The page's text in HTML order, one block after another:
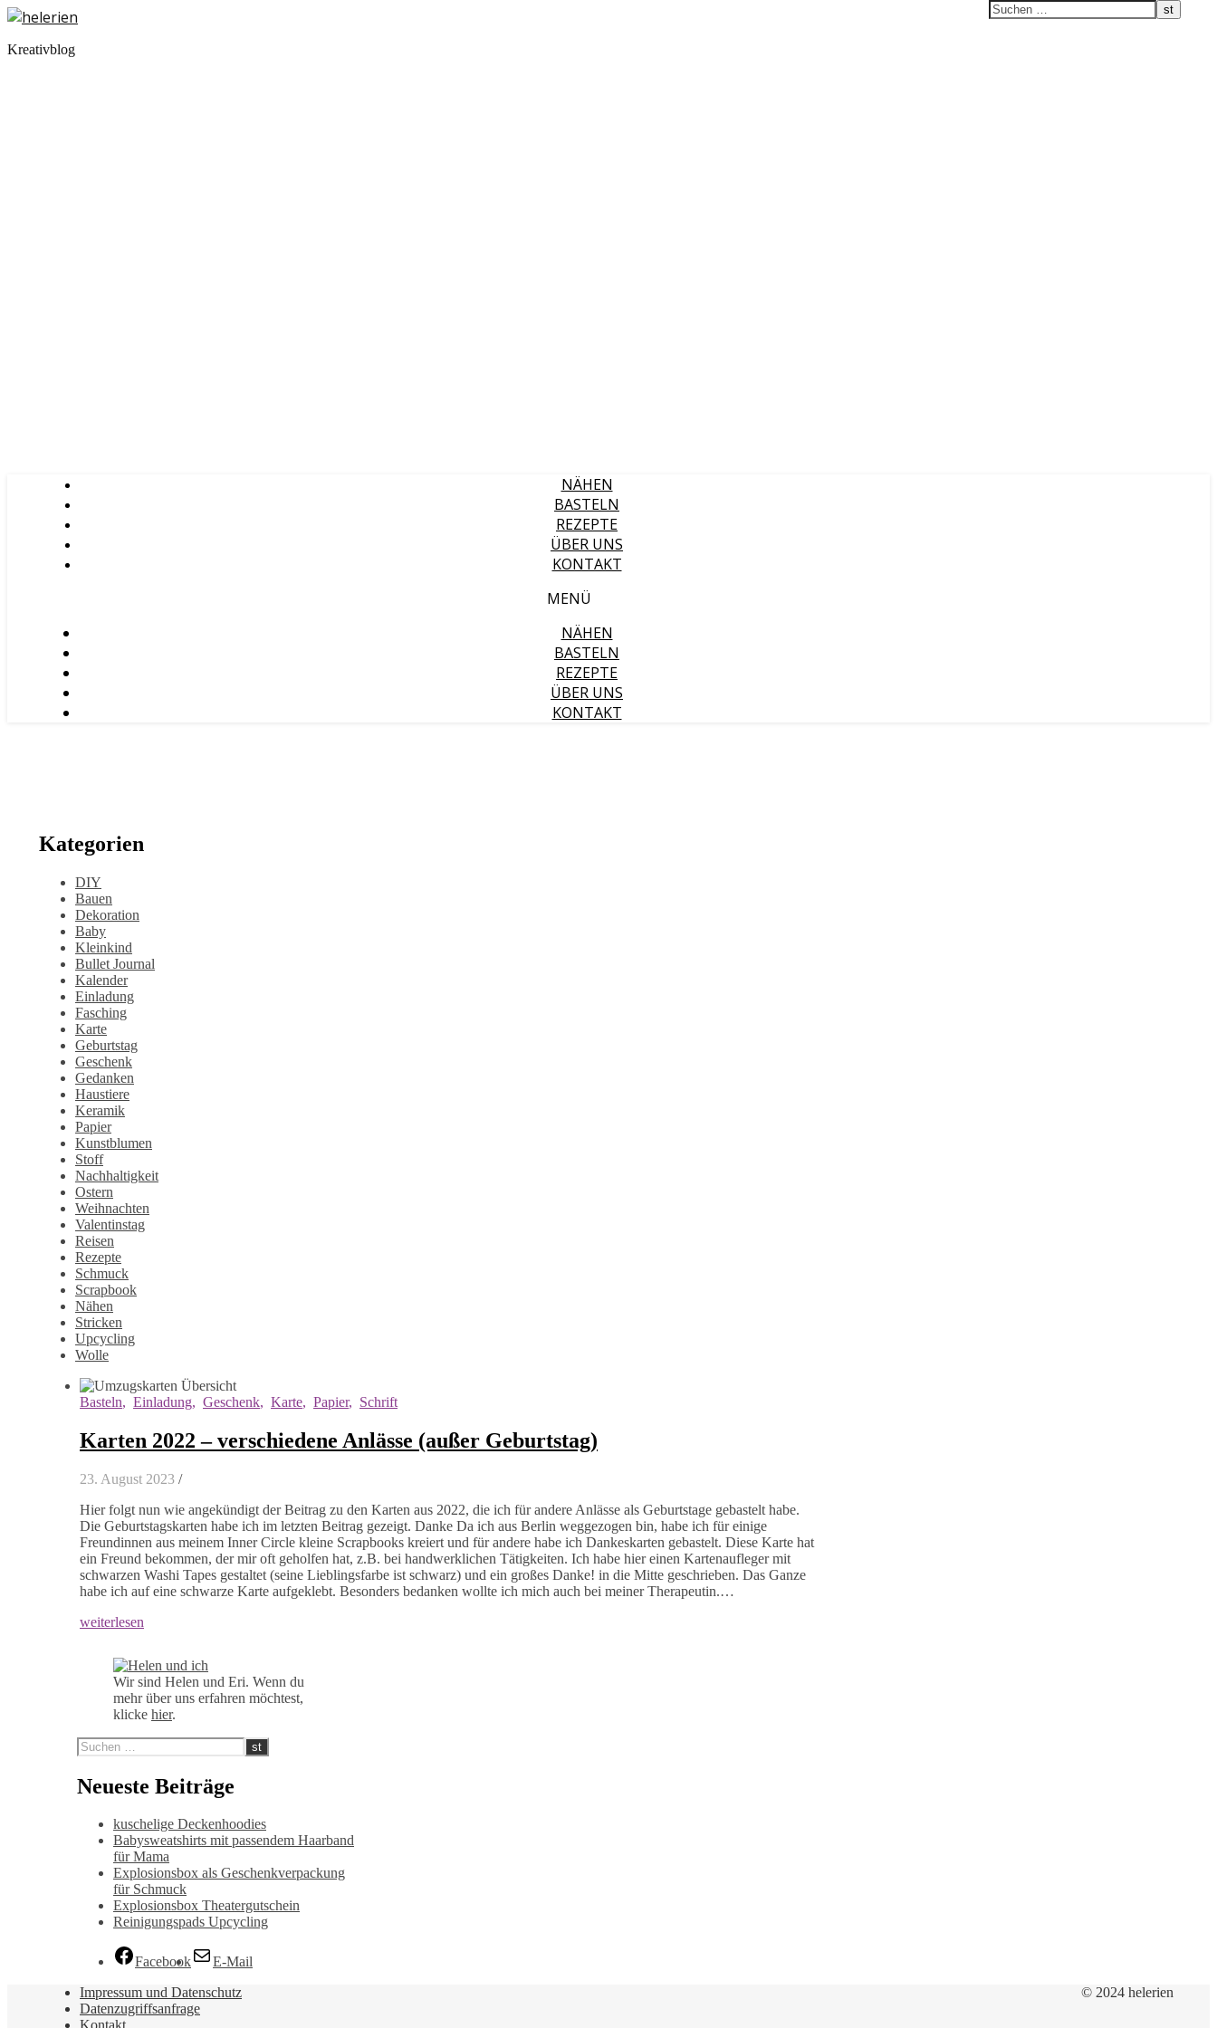
Kreativblog
NÄHEN
BASTELN
REZEPTE
ÜBER UNS
KONTAKT
MENÜ
NÄHEN
BASTELN
REZEPTE
ÜBER UNS
KONTAKT
Kategorien
DIY
Bauen
Dekoration
Baby
Kleinkind
Bullet Journal
Kalender
Einladung
Fasching
Karte
Geburtstag
Geschenk
Gedanken
Haustiere
Keramik
Papier
Kunstblumen
Stoff
Nachhaltigkeit
Ostern
Weihnachten
Valentinstag
Reisen
Rezepte
Schmuck
Scrapbook
Nähen
Stricken
Upcycling
Wolle
Basteln, Einladung, Geschenk, Karte, Papier, Schrift
Karten 2022 – verschiedene Anlässe (außer Geburtstag)
23. August 2023 /
Hier folgt nun wie angekündigt der Beitrag zu den Karten aus 2022, die ich für andere Anlässe als Geburtstage gebastelt habe.
Die Geburtstagskarten habe ich im letzten Beitrag gezeigt. Danke Da ich aus Berlin weggezogen bin, habe ich für einige
Freundinnen aus meinem Inner Circle kleine Scrapbooks kreiert und für andere habe ich Dankeskarten gebastelt. Diese Karte hat
ein Freund bekommen, der mir oft geholfen hat, z.B. bei handwerklichen Tätigkeiten. Ich habe hier einen Kartenaufleger mit
schwarzen Washi Tapes gestaltet (seine Lieblingsfarbe ist schwarz) und ein großes Danke! in die Mitte geschrieben. Das Ganze
habe ich auf eine schwarze Karte aufgeklebt. Besonders bedanken wollte ich mich auch bei meiner Therapeutin.…
weiterlesen
Wir sind Helen und Eri. Wenn du
mehr über uns erfahren möchtest,
klicke hier.
Neueste Beiträge
kuschelige Deckenhoodies
Babysweatshirts mit passendem Haarband
für Mama
Explosionsbox als Geschenkverpackung
für Schmuck
Explosionsbox Theatergutschein
Reinigungspads Upcycling
Facebook
E-Mail
© 2024 helerien
Impressum und Datenschutz
Datenzugriffsanfrage